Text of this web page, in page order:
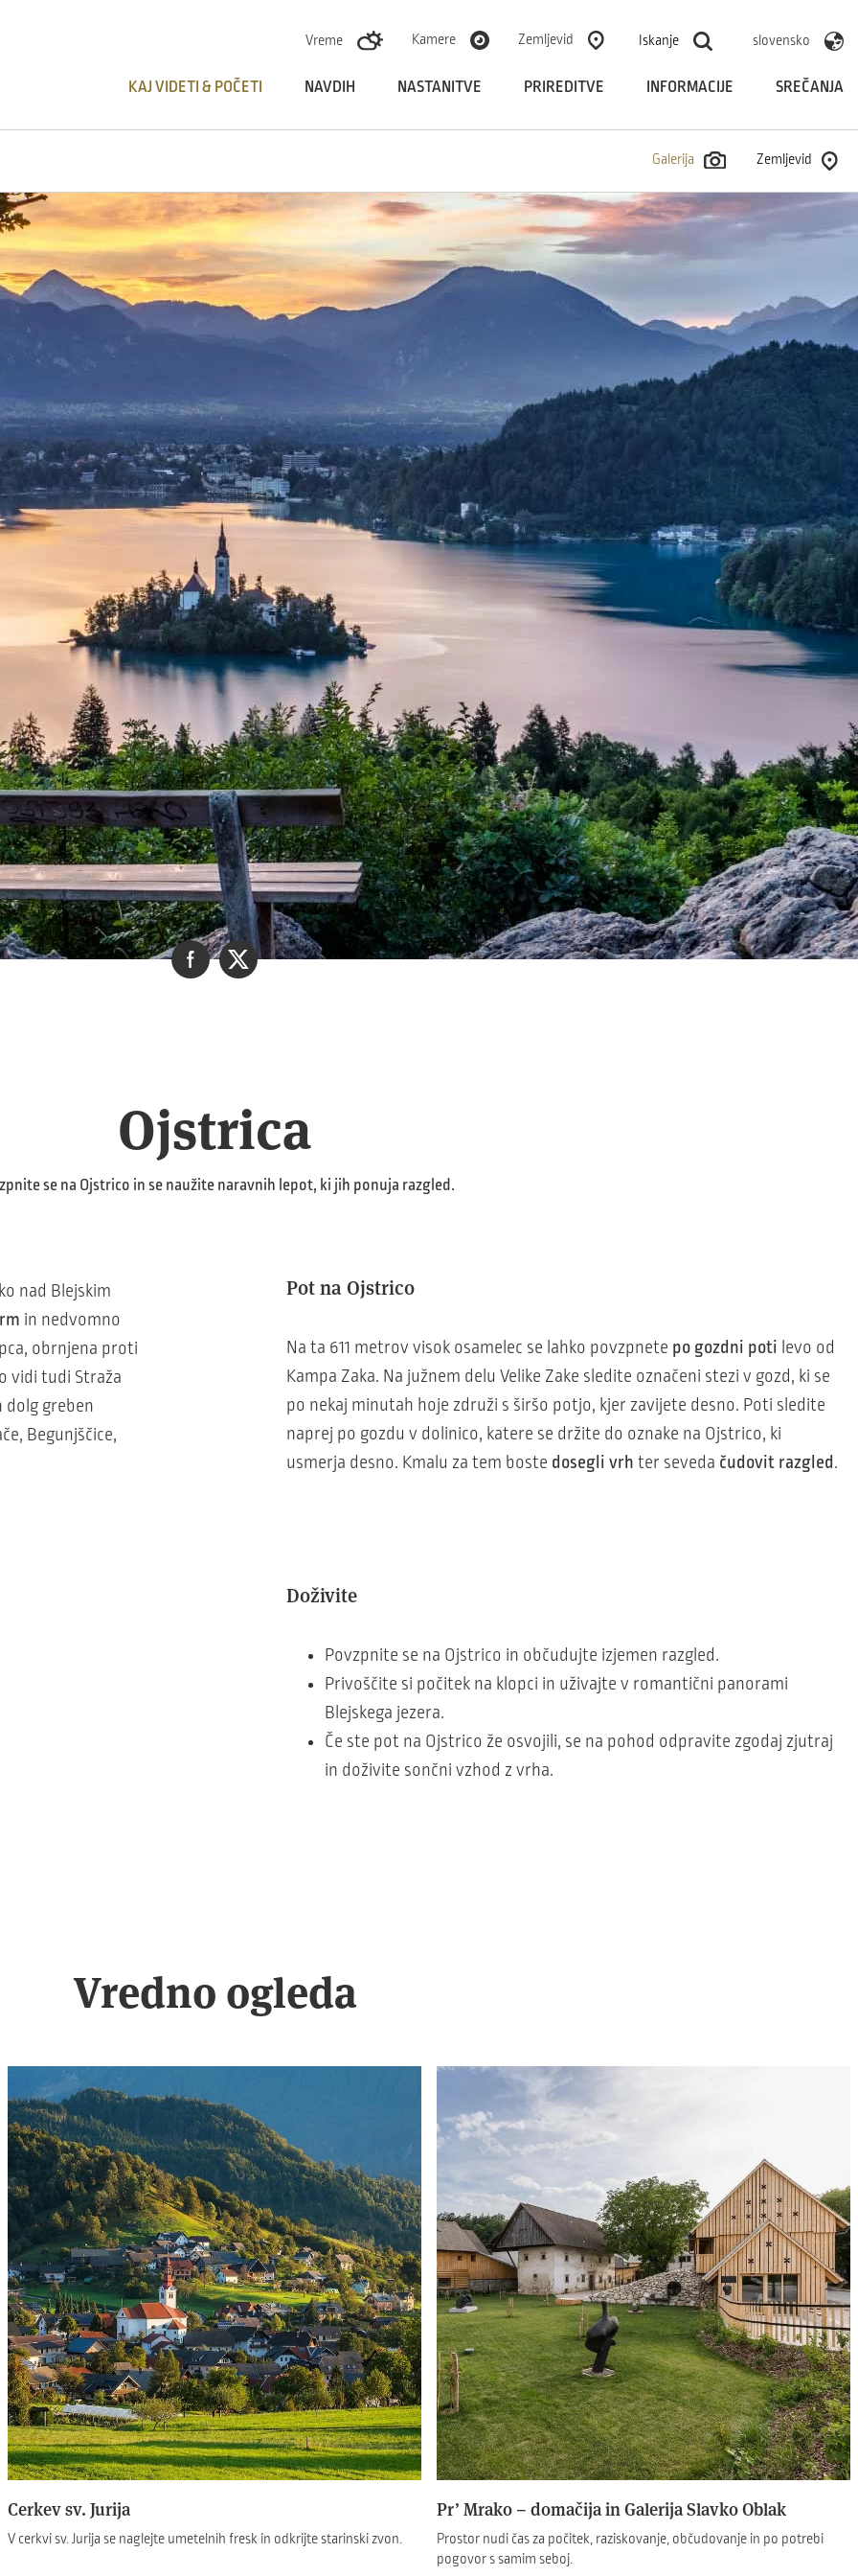
Vreme
Kamere Zemljevid Iskanje slovensko
KAJ VIDETI & POČETI NAVDIH NASTANITVE PRIREDITVE INFORMACIJE SREČANJA
Galerija Zemljevid
Ojstrica
se na Ojstrico in se naužite naravnih lepot, ki jih ponuja razgled.
nad Blejskim
in nedvomno
obrnjena proti
vidi tudi Straža
dolg greben
Begunjščice,
Pot na Ojstrico
Na ta 611 metrov visok osamelec se lahko povzpnete po gozdni poti levo od
Kampa Zaka. Na južnem delu Velike Zake sledite označeni stezi v gozd, ki se
po nekaj minutah hoje združi s širšo potjo, kjer zavijete desno. Poti sledite
naprej po gozdu v dolinico, katere se držite do oznake na Ojstrico, ki
usmerja desno. Kmalu za tem boste dosegli vrh ter seveda čudovit razgled .
Doživite
Povzpnite se na Ojstrico in občudujte izjemen razgled.
Privoščite si počitek na klopci in uživajte v romantični panorami
Blejskega jezera.
Če ste pot na Ojstrico že osvojili, se na pohod odpravite zgodaj zjutraj
in doživite sončni vzhod z vrha.
Vredno ogleda
Cerkev sv. Jurija
V cerkvi sv. Jurija se naglejte umetelnih fresk in odkrijte starinski zvon.
Pr’ Mrako – domačija in Galerija Slavko Oblak
Prostor nudi čas za počitek, raziskovanje, občudovanje in po potrebi
pogovor s samim seboj.